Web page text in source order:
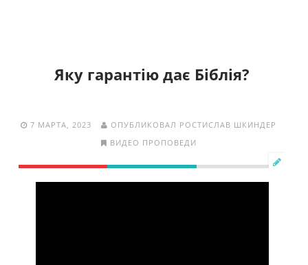
Яку гарантію дає Біблія?
7 МАРТА, 2023
ОПУБЛИКОВАЛ РОСТИСЛАВ ШКИНДЕР
ВИДЕО ПРОПОВЕДИ